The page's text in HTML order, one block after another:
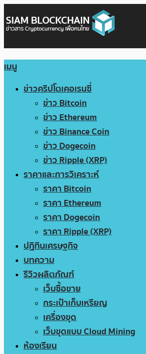
เมนู
ข่าวคริปโตเคอเรนซี่
ข่าว Bitcoin
ข่าว Ethereum
ข่าว Binance Coin
ข่าว Dogecoin
ข่าว Ripple (XRP)
ราคาและการวิเคราะห์
ราคา Bitcoin
ราคา Ethereum
ราคา Dogecoin
ราคา Ripple (XRP)
ปฏิทินเศรษฐกิจ
บทความ
รีวิวผลิตภัณฑ์
เว็บซื้อขาย
กระเป๋าเก็บเหรียญ
เครื่องขุด
เว็บขุดแบบ Cloud Mining
ห้องเรียน